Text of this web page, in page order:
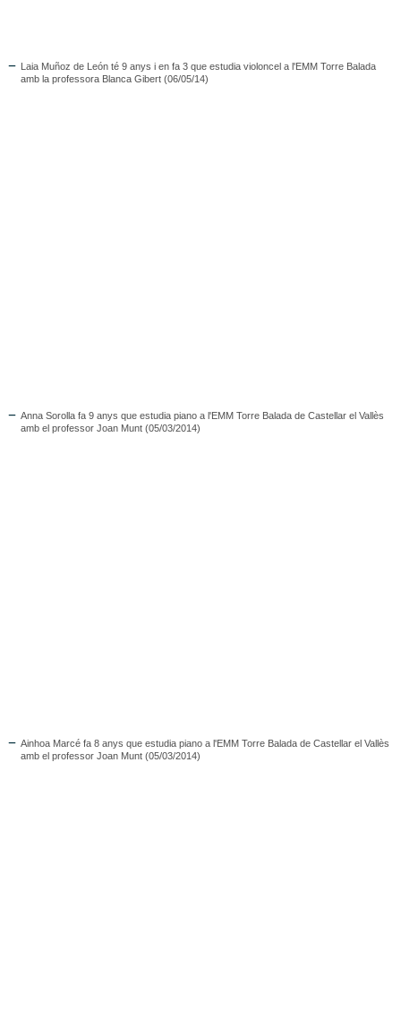
Laia Muñoz de León té 9 anys i en fa 3 que estudia violoncel a l'EMM Torre Balada
amb la professora Blanca Gibert (06/05/14)
Anna Sorolla fa 9 anys que estudia piano a l'EMM Torre Balada de Castellar el Vallès
amb el professor Joan Munt (05/03/2014)
Ainhoa Marcé fa 8 anys que estudia piano a l'EMM Torre Balada de Castellar el Vallès
amb el professor Joan Munt (05/03/2014)